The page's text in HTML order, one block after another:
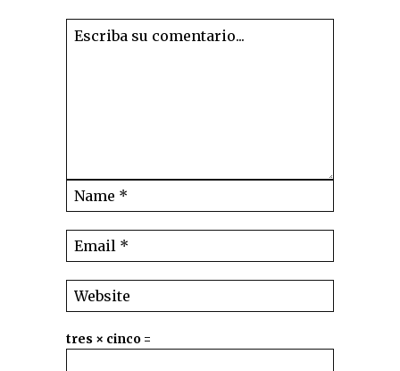
tres × cinco =